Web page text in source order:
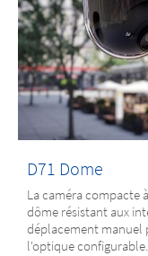
D71 Dome
La caméra compacte
dôme résistant aux
déplacement manuel
l'optique configurable.